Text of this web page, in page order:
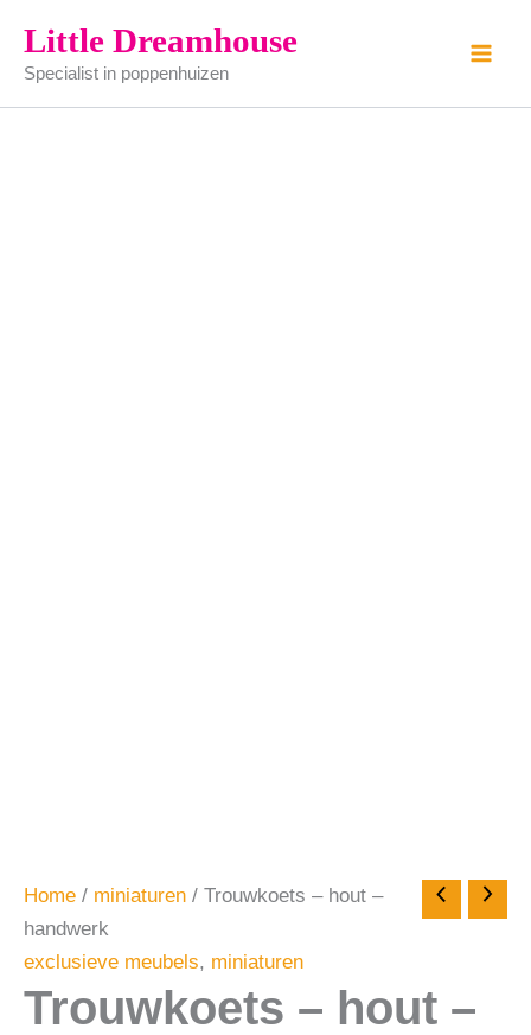
naar
inhoud
Little Dreamhouse
Specialist in poppenhuizen
Home / miniaturen / Trouwkoets – hout –
handwerk
exclusieve meubels, miniaturen
Trouwkoets – hout –
-
hout
-
handwerk